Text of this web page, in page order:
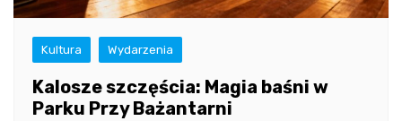
Kultura Wydarzenia
Kalosze szczęścia: Magia baśni w
Parku Przy Bażantarni